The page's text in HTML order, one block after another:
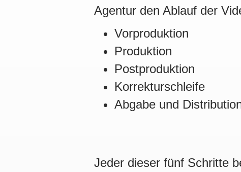
Agentur den Ablauf der
Vorproduktion
Produktion
Postproduktion
Korrekturschleife
Abgabe und
Jeder dieser fünf Schritte